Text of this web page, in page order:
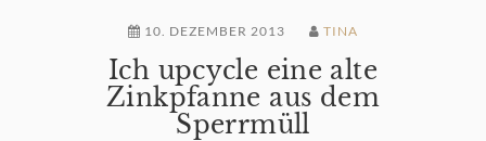
10. DEZEMBER 2013 TINA
Ich upcycle eine alte
Zinkpfanne aus dem
Sperrmüll